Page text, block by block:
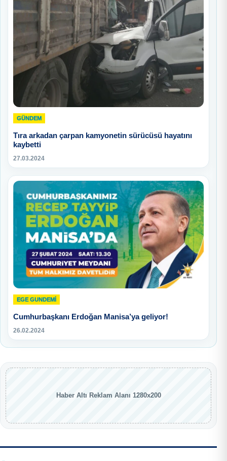
GÜNDEM
Tıra arkadan çarpan kamyonetin sürücüsü hayatını
kaybetti
27.03.2024
EGE GUNDEMİ
Cumhurbaşkanı Erdoğan Manisa’ya geliyor!
26.02.2024
Haber Altı Reklam Alanı 1280x200